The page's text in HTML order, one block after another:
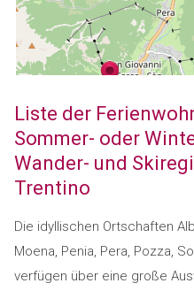
Liste der
Sommer- oder
Wander- und
Trentino
Die idyllischen Ortschaften
Moena, Penia, Pera, Pozza,
verfügen über eine große